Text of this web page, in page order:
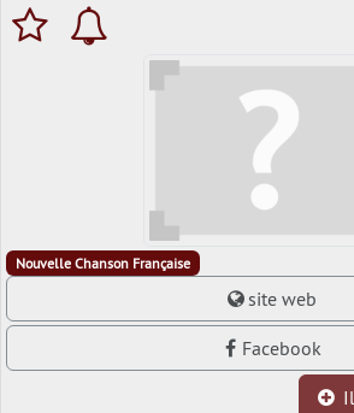
Nouvelle Chanson Française
site web
Facebook